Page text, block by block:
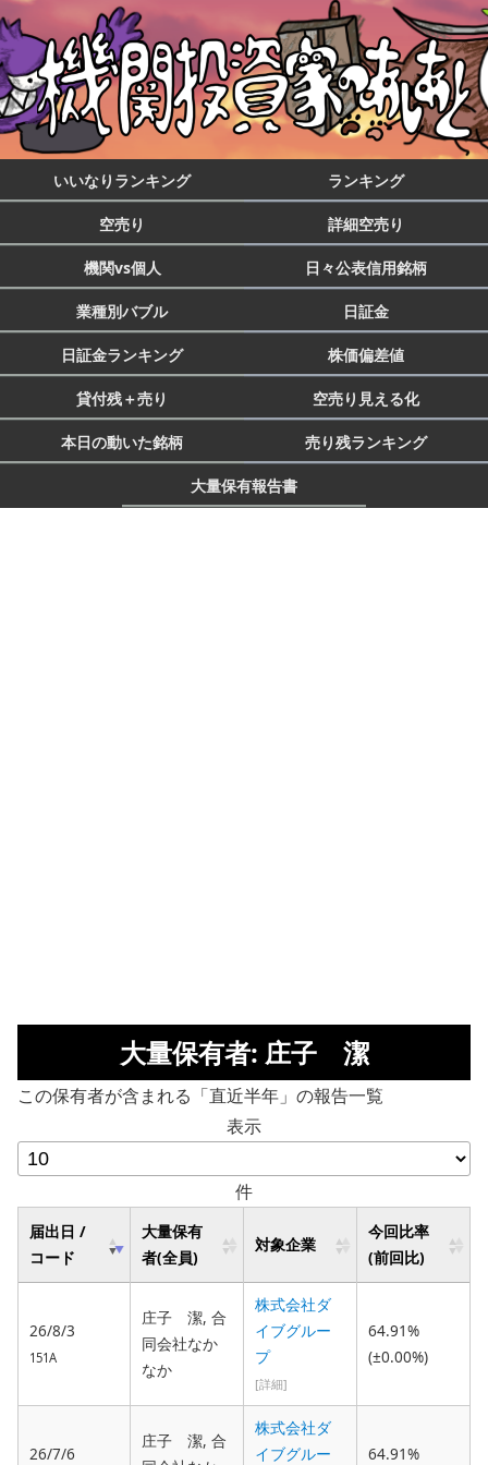
いいなりランキング ランキング
空売り 詳細空売り
機関vs個人 日々公表信用銘柄
業種別バブル 日証金
日証金ランキング 株価偏差値
貸付残＋売り 空売り見える化
本日の動いた銘柄 売り残ランキング
大量保有報告書
大量保有者: 庄子 潔
この保有者が含まれる「直近半年」の報告一覧
表示
件
届出日 /
コード
大量保有
者(全員)
対象企業
今回比率
(前回比)
26/8/3
151A
庄子 潔, 合
同会社なか
なか
株式会社ダ
イブグルー
プ
[詳細]
64.91%
(±0.00%)
26/7/6
庄子 潔, 合
株式会社ダ
イブグルー
64.91%